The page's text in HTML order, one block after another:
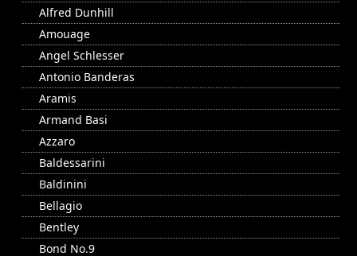
Alfred Dunhill
Amouage
Angel Schlesser
Antonio Banderas
Aramis
Armand Basi
Azzaro
Baldessarini
Baldinini
Bellagio
Bentley
Bond No.9